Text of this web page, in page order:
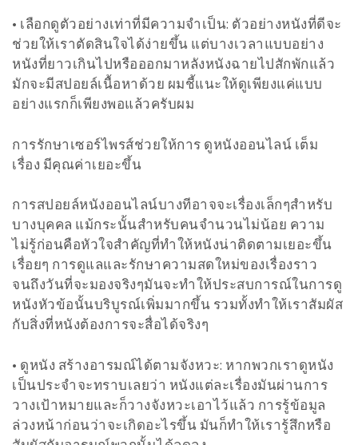
• เลือกดูตัวอย่างเท่าที่มีความจำเป็น: ตัวอย่างหนังที่ดีจะ
ช่วยให้เราตัดสินใจได้ง่ายขึ้น แต่บางเวลาแบบอย่าง
หนังที่ยาวเกินไปหรือออกมาหลังหนังฉายไปสักพักแล้ว
มักจะมีสปอยล์เนื้อหาด้วย ผมชี้แนะให้ดูเพียงแค่แบบ
อย่างแรกก็เพียงพอแล้วครับผม
การรักษาเซอร์ไพรส์ช่วยให้การ ดูหนังออนไลน์ เต็ม
เรื่อง มีคุณค่าเยอะขึ้น
การสปอยล์หนังออนไลน์บางทีอาจจะเรื่องเล็กๆสำหรับ
บางบุคคล แม้กระนั้นสำหรับคนจำนวนไม่น้อย ความ
ไม่รู้ก่อนคือหัวใจสำคัญที่ทำให้หนังน่าติดตามเยอะขึ้น
เรื่อยๆ การดูแลและรักษาความสดใหม่ของเรื่องราว
จนถึงวันที่จะมองจริงๆมันจะทำให้ประสบการณ์ในการดู
หนังหัวข้อนั้นบริบูรณ์เพิ่มมากขึ้น รวมทั้งทำให้เราสัมผัส
กับสิ่งที่หนังต้องการจะสื่อได้จริงๆ
• ดูหนัง สร้างอารมณ์ได้ตามจังหวะ: หากพวกเราดูหนัง
เป็นประจำจะทราบเลยว่า หนังแต่ละเรื่องมันผ่านการ
วางเป้าหมายและก็วางจังหวะเอาไว้แล้ว การรู้ข้อมูล
ล่วงหน้าก่อนว่าจะเกิดอะไรขึ้น มันก็ทำให้เรารู้สึกหรือ